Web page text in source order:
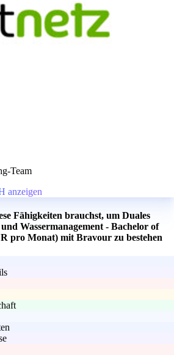
Team
anzeigen
Fähigkeiten brauchst, um Duales
Wassermanagement - Bachelor of
pro Monat) mit Bravour zu bestehen